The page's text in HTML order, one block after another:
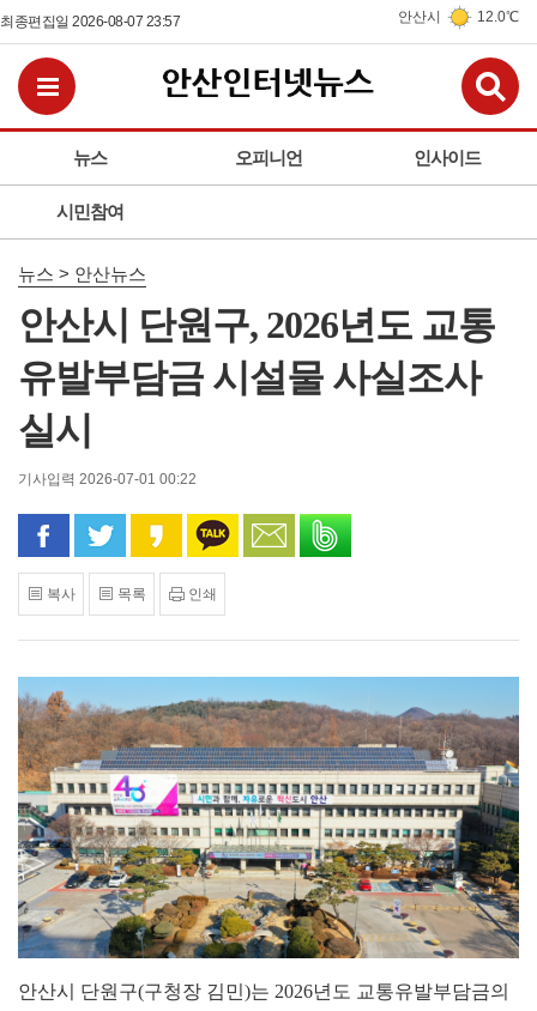
최종편집일 2026-08-07 23:57 안산시 12.0℃
뉴스 오피니언 인사이드
시민참여
전체메뉴보기
뉴스 > 안산뉴스
안산시 단원구, 2026년도 교통
유발부담금 시설물 사실조사
실시
기사입력 2026-07-01 00:22
페이스북으로 공유
트위터로 공유카카오 스토리로 공유
카카오톡으로 공유
문자로 공유
복사 목록 인쇄
안산시 단원구(구청장 김민)는 2026년도 교통유발부담금의